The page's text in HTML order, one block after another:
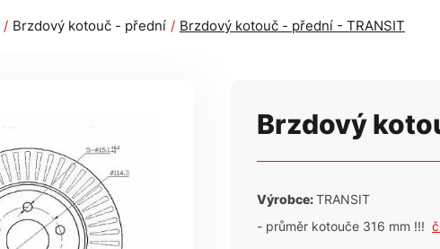
Brzdový kotouč - přední Brzdový kotouč - přední - TRANSIT
Brzdový
Výrobce:TRANSIT
- průměr kotouče 316 mm !!!